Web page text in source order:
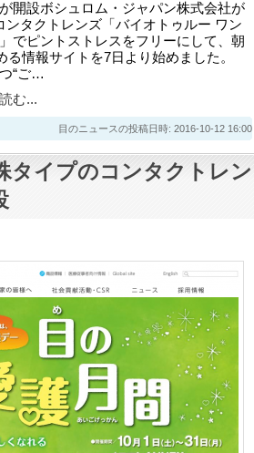
開設ボシュロム・ジャパン株式会社が
ンタクトレンズ「バイオトゥルー ワン
でピントストレスをフリーにして、朝
る情報サイトを7日より始めました。
“ご…
む...
目のニュースの投稿日時: 2016-10-12 16:00
タイプのコンタクトレン